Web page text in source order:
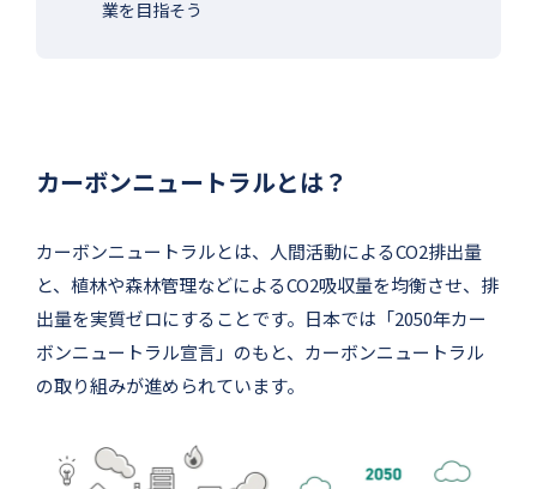
業を目指そう
カーボンニュートラルとは？
カーボンニュートラルとは、人間活動によるCO2排出量
と、植林や森林管理などによるCO2吸収量を均衡させ、排
出量を実質ゼロにすることです。日本では「2050年カー
ボンニュートラル宣言」のもと、カーボンニュートラル
の取り組みが進められています。